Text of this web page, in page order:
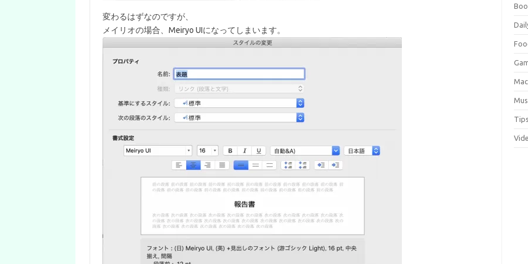
変わるはずなのですが、
メイリオの場合、Meiryo UIになってしまいます。
Mac
Tips